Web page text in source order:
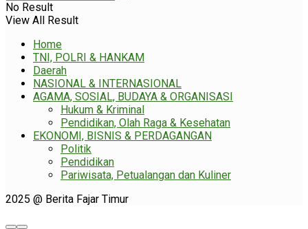
No Result
View All Result
Home
TNI, POLRI & HANKAM
Daerah
NASIONAL & INTERNASIONAL
AGAMA, SOSIAL, BUDAYA & ORGANISASI
Hukum & Kriminal
Pendidikan, Olah Raga & Kesehatan
EKONOMI, BISNIS & PERDAGANGAN
Politik
Pendidikan
Pariwisata, Petualangan dan Kuliner
2025 @ Berita Fajar Timur